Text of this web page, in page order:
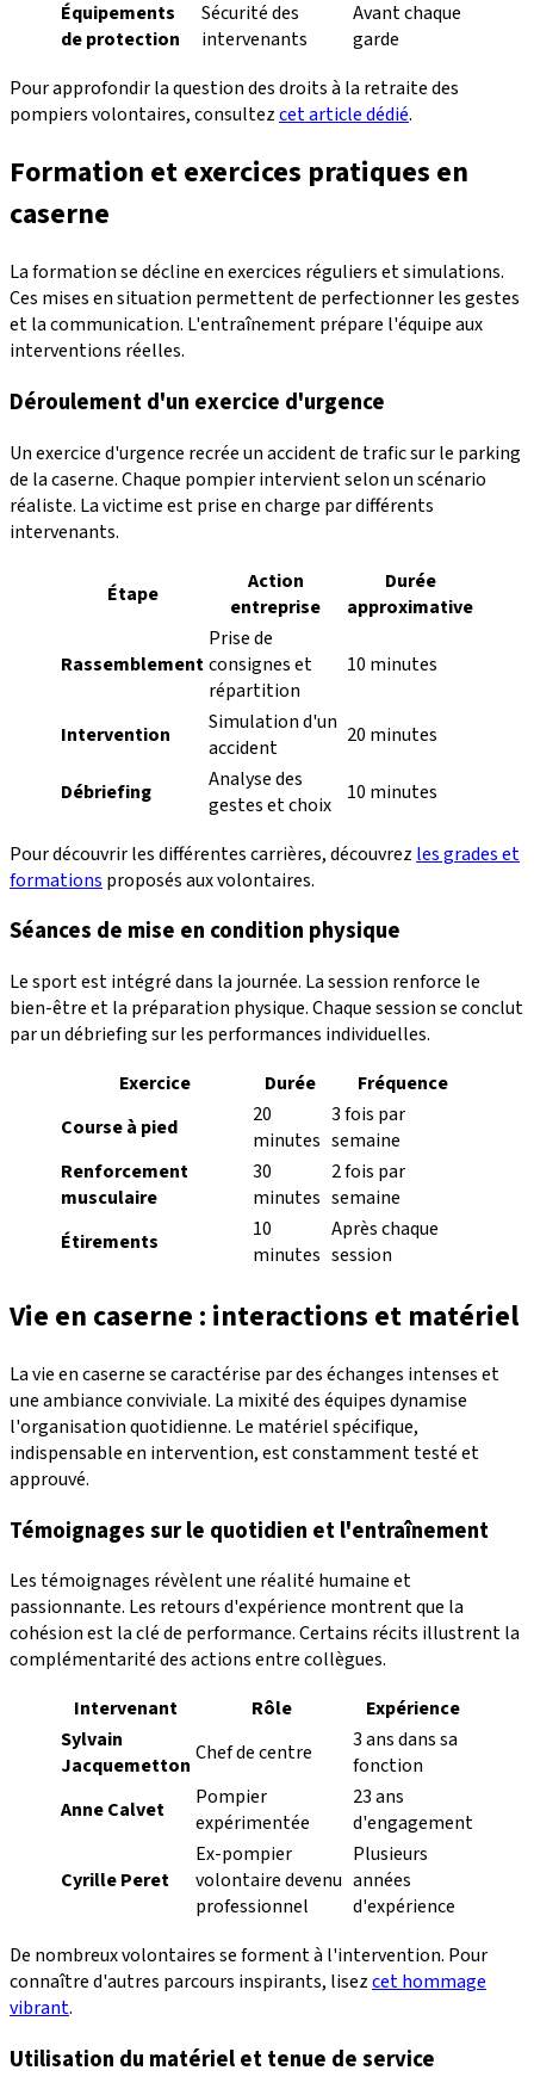
Équipements
de protection
Sécurité des
intervenants
Avant chaque
garde
Pour approfondir la question des droits à la retraite des
pompiers volontaires, consultezcet article dédié.
Formation et exercices pratiques en
caserne
La formation se décline en exercices réguliers et simulations.
Ces mises en situation permettent de perfectionner les gestes
et la communication. L'entraînement prépare l'équipe aux
interventions réelles.
Déroulement d'un exercice d'urgence
Un exercice d'urgence recrée un accident de trafic sur le parking
de la caserne. Chaque pompier intervient selon un scénario
réaliste. La victime est prise en charge par différents
intervenants.
Étape
Action
entreprise
Durée
approximative
Rassemblement
Prise de
consignes et
répartition
10 minutes
Intervention
Simulation d'un
accident
20 minutes
Débriefing
Analyse des
gestes et choix
10 minutes
Pour découvrir les différentes carrières, découvrez les grades et
formations proposés aux volontaires.
Séances de mise en condition physique
Le sport est intégré dans la journée. La session renforce le
bien-être et la préparation physique. Chaque session se conclut
par un débriefing sur les performances individuelles.
Exercice
Durée
Fréquence
Course à pied
20
minutes
3 fois par
semaine
Renforcement
musculaire
30
minutes
2 fois par
semaine
Étirements
10
minutes
Après chaque
session
Vie en caserne : interactions et matériel
La vie en caserne se caractérise par des échanges intenses et
une ambiance conviviale. La mixité des équipes dynamise
l'organisation quotidienne. Le matériel spécifique,
indispensable en intervention, est constamment testé et
approuvé.
Témoignages sur le quotidien et l'entraînement
Les témoignages révèlent une réalité humaine et
passionnante. Les retours d'expérience montrent que la
cohésion est la clé de performance. Certains récits illustrent la
complémentarité des actions entre collègues.
Intervenant
Rôle
Expérience
Sylvain
Jacquemetton Chef de centre
3 ans dans sa
fonction
Anne Calvet
Pompier
expérimentée
23 ans
d'engagement
Cyrille Peret
Ex-pompier
volontaire devenu
professionnel
Plusieurs
années
d'expérience
De nombreux volontaires se forment à l'intervention. Pour
connaître d'autres parcours inspirants, lisezcet hommage
vibrant.
Utilisation du matériel et tenue de service